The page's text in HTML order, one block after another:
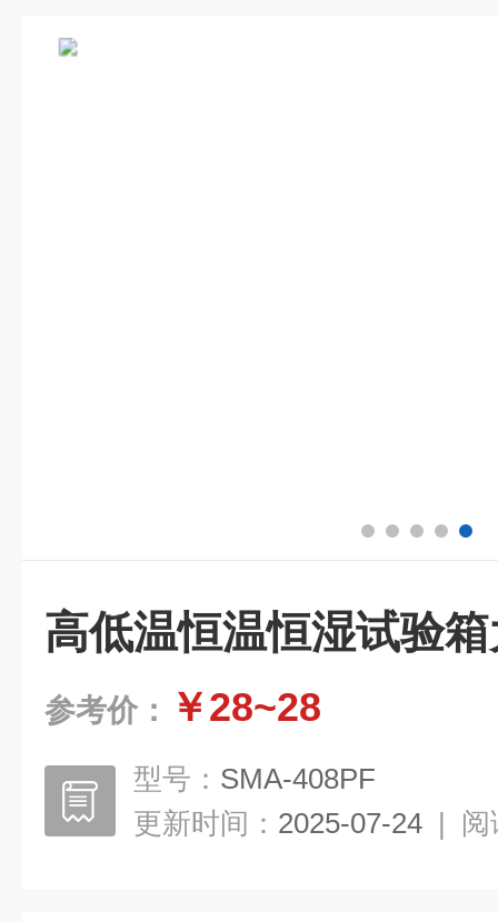
高低温恒温恒湿试验
参考价： ￥28~28
型号： SMA-408PF
更新时间： 2025-07-24 | 阅